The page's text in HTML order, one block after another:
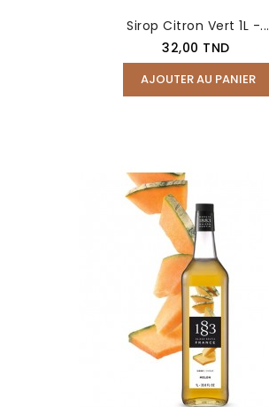
Sirop Citron Vert 1L -...
Prix
32,00 TND
AJOUTER AU PANIER